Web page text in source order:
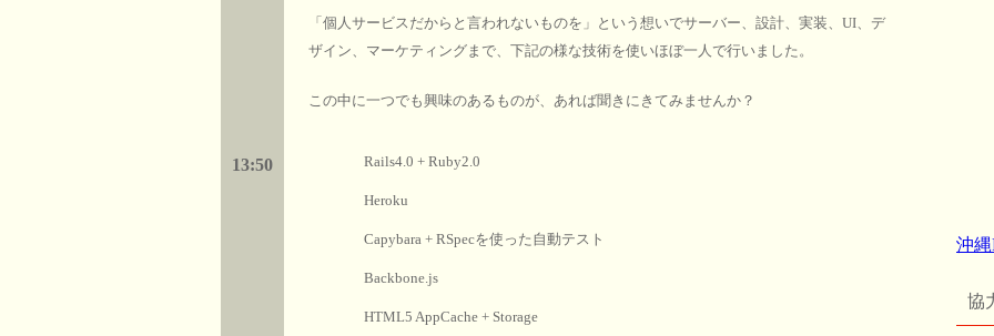
13:50
「個人サービスだからと言われないものを」という想いでサーバー、設計、実装、UI、デ
ザイン、マーケティングまで、下記の様な技術を使いほぼ一人で行いました。
この中に一つでも興味のあるものが、あれば聞きにきてみませんか？
Rails4.0 + Ruby2.0
Heroku
Capybara + RSpecを使った自動テスト
Backbone.js
HTML5 AppCache + Storage
沖
協